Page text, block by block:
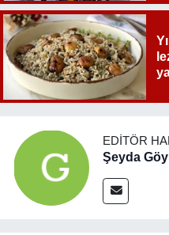
EDITÖR
Şeyda